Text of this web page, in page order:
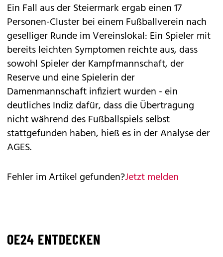
Ein Fall aus der Steiermark ergab einen 17
Personen-Cluster bei einem Fußballverein nach
geselliger Runde im Vereinslokal: Ein Spieler mit
bereits leichten Symptomen reichte aus, dass
sowohl Spieler der Kampfmannschaft, der
Reserve und eine Spielerin der
Damenmannschaft infiziert wurden - ein
deutliches Indiz dafür, dass die Übertragung
nicht während des Fußballspiels selbst
stattgefunden haben, hieß es in der Analyse der
AGES.
Fehler im Artikel gefunden?Jetzt melden
OE24 ENTDECKEN